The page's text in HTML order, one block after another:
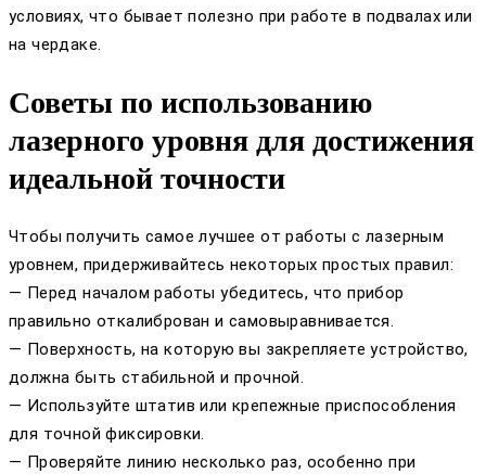
условиях, что бывает полезно при работе в подвалах или
на чердаке.
Советы по использованию
лазерного уровня для достижения
идеальной точности
Чтобы получить самое лучшее от работы с лазерным
уровнем, придерживайтесь некоторых простых правил:
— Перед началом работы убедитесь, что прибор
правильно откалиброван и самовыравнивается.
— Поверхность, на которую вы закрепляете устройство,
должна быть стабильной и прочной.
— Используйте штатив или крепежные приспособления
для точной фиксировки.
— Проверяйте линию несколько раз, особенно при